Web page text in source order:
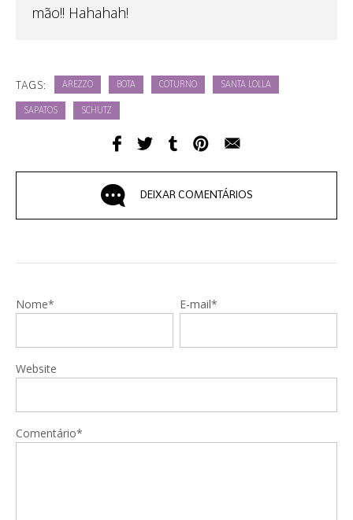
mão!! Hahahah!
TAGS: AREZZO BOTA COTURNO SANTA LOLLA
SAPATOS SCHUTZ
DEIXAR COMENTÁRIOS
Nome* E-mail*
Website
Comentário*